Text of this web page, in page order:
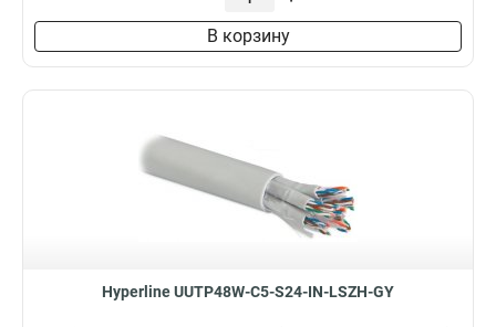
В корзину
Hyperline UUTP48W-C5-S24-IN-LSZH-GY